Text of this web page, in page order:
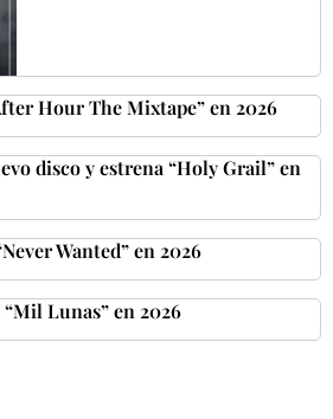
Hour The Mixtape” en 2026
disco y estrena “Holy Grail” en
Wanted” en 2026
Lunas” en 2026